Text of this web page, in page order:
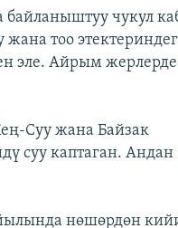
чукул
жана тоо
эле. Айрым жерлерде
Суу жана Байзак
суу каптаган. Андан
нөшөрдөн